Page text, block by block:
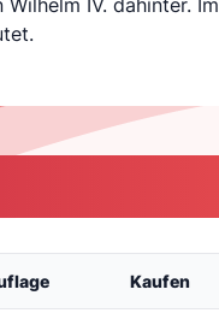
Kaufen